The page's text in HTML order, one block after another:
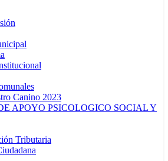
Canino 2023
APOYO PSICOLOGICO SOCIAL Y
Tributaria